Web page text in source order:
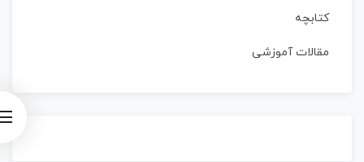
کتابچه
مقالات آموزشی